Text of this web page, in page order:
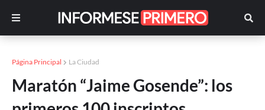
Página Principal La Ciudad
Maratón “Jaime Gosende”: los